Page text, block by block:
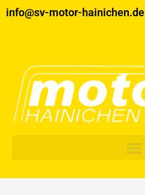
Zum
Inhalt
info@sv-motor-hainichen.de